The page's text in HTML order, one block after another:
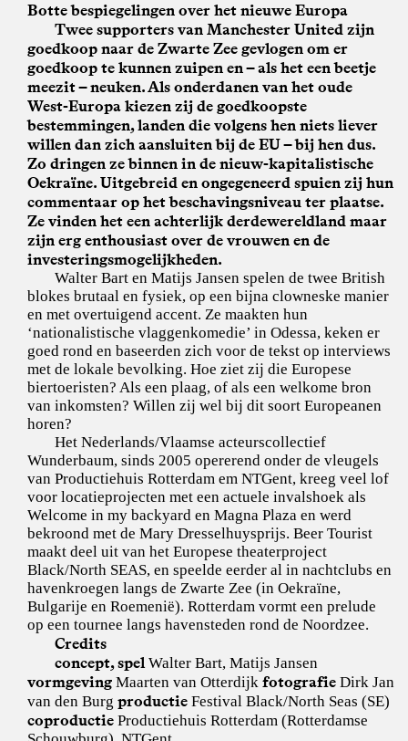
Botte bespiegelingen over het nieuwe Europa
Twee supporters van Manchester United zijn
goedkoop naar de Zwarte Zee gevlogen om er
goedkoop te kunnen zuipen en – als het een beetje
meezit – neuken. Als onderdanen van het oude
West-Europa kiezen zij de goedkoopste
bestemmingen, landen die volgens hen niets liever
willen dan zich aansluiten bij de EU – bij hen dus.
Zo dringen ze binnen in de nieuw-kapitalistische
Oekraïne. Uitgebreid en ongegeneerd spuien zij hun
commentaar op het beschavingsniveau ter plaatse.
Ze vinden het een achterlijk derdewereldland maar
zijn erg enthousiast over de vrouwen en de
investeringsmogelijkheden.
Walter Bart en Matijs Jansen spelen de twee British
blokes brutaal en fysiek, op een bijna clowneske manier
en met overtuigend accent. Ze maakten hun
‘nationalistische vlaggenkomedie’ in Odessa, keken er
goed rond en baseerden zich voor de tekst op interviews
met de lokale bevolking. Hoe ziet zij die Europese
biertoeristen? Als een plaag, of als een welkome bron
van inkomsten? Willen zij wel bij dit soort Europeanen
horen?
Het Nederlands/Vlaamse acteurscollectief
Wunderbaum, sinds 2005 opererend onder de vleugels
van Productiehuis Rotterdam em NTGent, kreeg veel lof
voor locatieprojecten met een actuele invalshoek als
Welcome in my backyard en Magna Plaza en werd
bekroond met de Mary Dresselhuysprijs. Beer Tourist
maakt deel uit van het Europese theaterproject
Black/North SEAS, en speelde eerder al in nachtclubs en
havenkroegen langs de Zwarte Zee (in Oekraïne,
Bulgarije en Roemenië). Rotterdam vormt een prelude
op een tournee langs havensteden rond de Noordzee.
Credits
concept, spelWalter Bart, Matijs Jansen
vormgeving Maarten van Otterdijk fotografie Dirk Jan
van den Burg productie Festival Black/North Seas (SE)
coproductie Productiehuis Rotterdam (Rotterdamse